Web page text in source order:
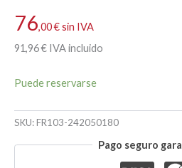
76,00€sin IVA
91,96€ IVA incluido
Puede reservarse
SKU:FR103-242050180
Pago seguro